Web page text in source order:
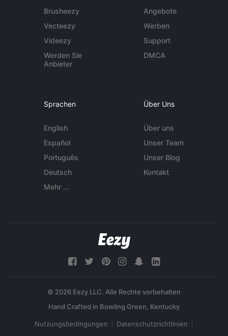
Brusheezy
Vecteezy
Videezy
Werden Sie
Anbieter
Angebote
Werben
Support
DMCA
Sprachen
English
Español
Português
Deutsch
Mehr ...
Über Uns
Über uns
Unser Team
Unser Blog
Kontakt
© 2026 Eezy LLC. Alle Rechte vorbehalten
Nutzungsbedingungen Datenschutzrichtlinien